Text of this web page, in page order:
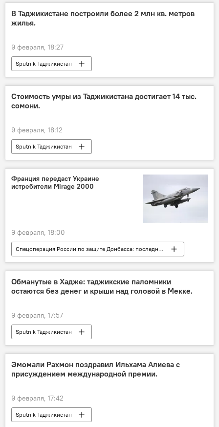
Армия и вооружение
финансы
Мир
В Таджикистане построили более 2 млн кв. метров
жилья.
9 февраля, 18:27
Sputnik Таджикистан
Стоимость умры из Таджикистана достигает 14 тыс.
сомони.
9 февраля, 18:12
Sputnik Таджикистан
Франция передаст Украине
истребители Mirage 2000
9 февраля, 18:00
Спецоперация России по защите Донбасса: последние новости
Украина
Франция
Армия и вооружение
Политика
Обманутые в Хадже: таджикские паломники
остаются без денег и крыши над головой в Мекке.
9 февраля, 17:57
Sputnik Таджикистан
Эмомали Рахмон поздравил Ильхама Алиева с
присуждением международной премии.
9 февраля, 17:42
Sputnik Таджикистан